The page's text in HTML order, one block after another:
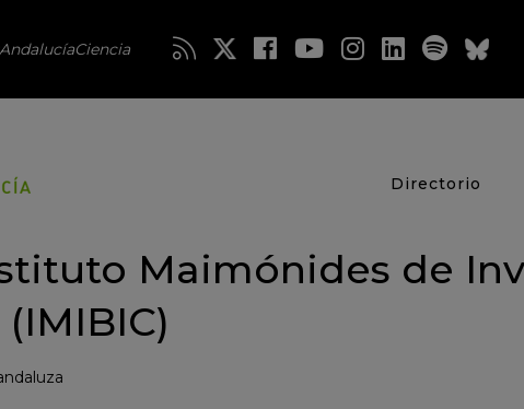
Directorio
Maimónides de